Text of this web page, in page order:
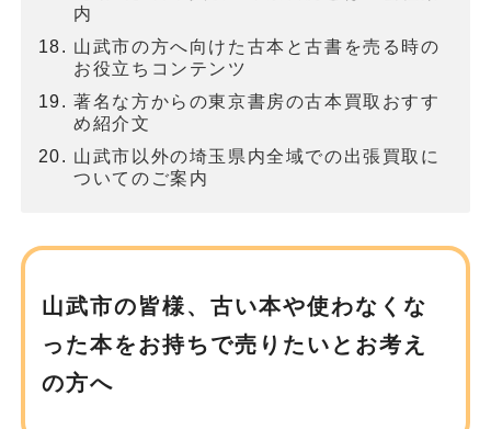
内
山武市の方へ向けた古本と古書を売る時の
お役立ちコンテンツ
著名な方からの東京書房の古本買取おすす
め紹介文
山武市以外の埼玉県内全域での出張買取に
ついてのご案内
山武市の皆様、古い本や使わなくな
った本をお持ちで売りたいとお考え
の方へ